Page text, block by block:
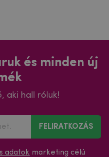
és minden új
aki hall róluk!
FELIRATKOZÁS
adatok marketing célú